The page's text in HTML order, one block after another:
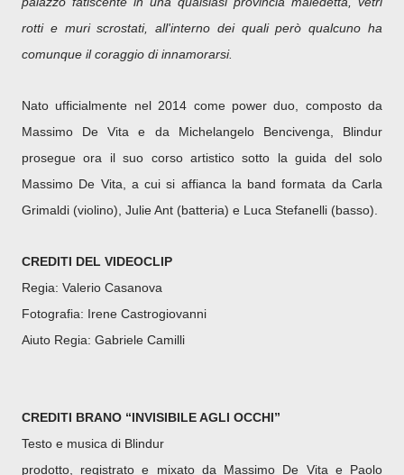
rotti e muri scrostati, all'interno dei quali però qualcuno ha
comunque il coraggio di innamorarsi.
Nato ufficialmente nel 2014 come power duo, composto da
Massimo De Vita e da Michelangelo Bencivenga, Blindur
prosegue ora il suo corso artistico sotto la guida del solo
Massimo De Vita, a cui si affianca la band formata da Carla
Grimaldi (violino), Julie Ant (batteria) e Luca Stefanelli (basso).
CREDITI DEL VIDEOCLIP
Regia: Valerio Casanova
Fotografia: Irene Castrogiovanni
Aiuto Regia: Gabriele Camilli
CREDITI BRANO “INVISIBILE AGLI OCCHI”
Testo e musica di Blindur
prodotto, registrato e mixato da Massimo De Vita e Paolo